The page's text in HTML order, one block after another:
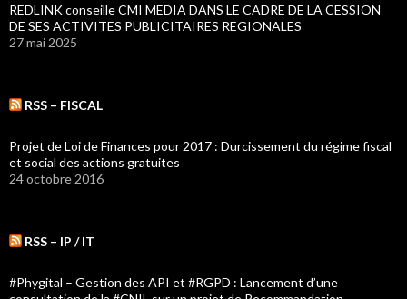
REDLINK conseille CMI MEDIA DANS LE CADRE DE LA CESSION
DE SES ACTIVITES PUBLICITAIRES REGIONALES
27 mai 2025
RSS – FISCAL
Projet de Loi de Finances pour 2017 : Durcissement du régime fiscal
et social des actions gratuites
24 octobre 2016
RSS – IP / IT
#Phygital – Gestion des API et #RGPD : Lancement d’une